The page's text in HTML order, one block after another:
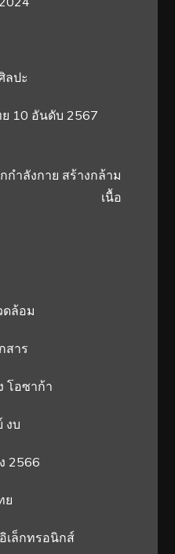
ลปะ
10 อันดับ 2567
าลังกาย สร้างกล้าม
เนื้อ
ดล้อม
สาร
โอซาก้า
งบ
2566
ย
เล็กทรอนิกส์